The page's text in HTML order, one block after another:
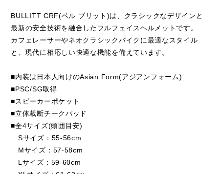
BULLITT CRF(ベル ブリット)は、クラシックなデザインと
最新の安全技術を融合したフルフェイスヘルメットです。
カフェレーサーやネオクラシックバイクに最適なスタイル
と、現代に相応しい快適な機能を備えています。
■内装は日本人向けのAsian Form(アジアンフォーム)
■PSC/SG取得
■スピーカーポケット
■立体裁断チークパッド
■全4サイズ(頭囲目安)
Sサイズ：55-56cm
Mサイズ：57-58cm
Lサイズ：59-60cm